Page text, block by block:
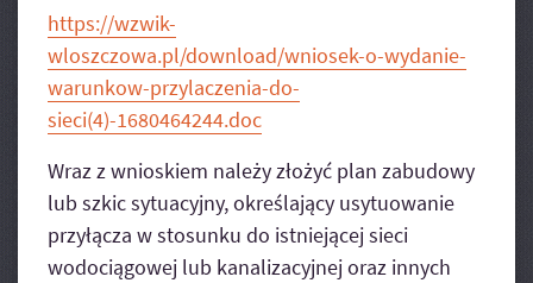
https://wzwik-
wloszczowa.pl/download/wniosek-o-wydanie-
warunkow-przylaczenia-do-
sieci(4)-1680464244.doc
Wraz z wnioskiem należy złożyć plan zabudowy
lub szkic sytuacyjny, określający usytuowanie
przyłącza w stosunku do istniejącej sieci
wodociągowej lub kanalizacyjnej oraz innych